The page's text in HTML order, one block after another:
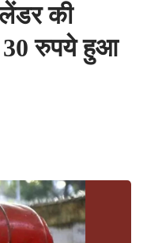
की
30 रुपये हुआ